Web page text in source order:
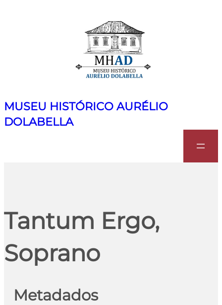
MUSEU HISTÓRICO AURÉLIO
DOLABELLA
Tantum Ergo,
Soprano
Metadados